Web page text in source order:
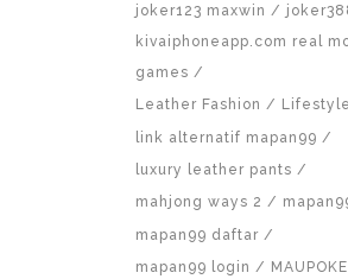
joker123 maxwin
kivaiphoneapp.com real
games
Leather Fashion
Lifestyle
link alternatif mapan99
luxury leather pants
mahjong ways 2
mapan99 daftar
mapan99 login